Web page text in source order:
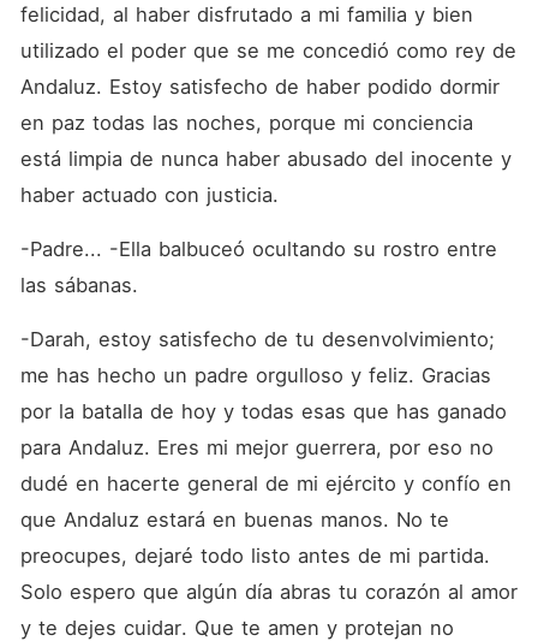
felicidad, al haber disfrutado a mi familia y bien
utilizado el poder que se me concedió como rey de
Andaluz. Estoy satisfecho de haber podido dormir
en paz todas las noches, porque mi conciencia
está limpia de nunca haber abusado del inocente y
haber actuado con justicia.
-Padre... -Ella balbuceó ocultando su rostro entre
las sábanas.
-Darah, estoy satisfecho de tu desenvolvimiento;
me has hecho un padre orgulloso y feliz. Gracias
por la batalla de hoy y todas esas que has ganado
para Andaluz. Eres mi mejor guerrera, por eso no
dudé en hacerte general de mi ejército y confío en
que Andaluz estará en buenas manos. No te
preocupes, dejaré todo listo antes de mi partida.
Solo espero que algún día abras tu corazón al amor
y te dejes cuidar. Que te amen y protejan no